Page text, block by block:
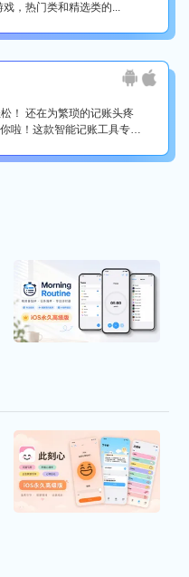
，热门类和精选类的...
！ 还在为繁琐的记账头疼
啦！这款智能记账工具专为